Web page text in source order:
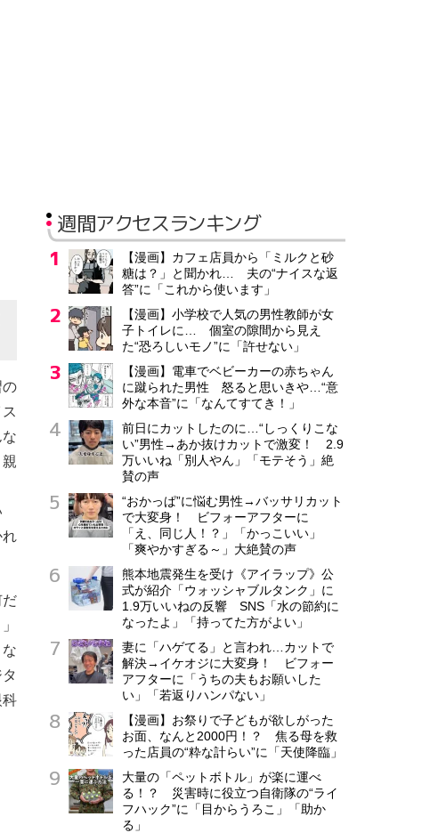
れ
科
週間アクセスランキング
【漫画】カフェ店員から「ミルクと砂
糖は？」と聞かれ… 夫の“ナイスな返
答”に「これから使います」
【漫画】小学校で人気の男性教師が女
子トイレに… 個室の隙間から見え
た“恐ろしいモノ”に「許せない」
【漫画】電車でベビーカーの赤ちゃん
に蹴られた男性 怒ると思いきや…“意
外な本音”に「なんてすてき！」
前日にカットしたのに…“しっくりこな
い”男性→あか抜けカットで激変！ 2.9
万いいね「別人やん」「モテそう」絶
賛の声
“おかっぱ”に悩む男性→バッサリカット
で大変身！ ビフォーアフターに
「え、同じ人！？」「かっこいい」
「爽やかすぎる～」大絶賛の声
熊本地震発生を受け《アイラップ》公
式が紹介「ウォッシャブルタンク」に
1.9万いいねの反響 SNS「水の節約に
なったよ」「持ってた方がよい」
妻に「ハゲてる」と言われ…カットで
解決→イケオジに大変身！ ビフォー
アフターに「うちの夫もお願いした
い」「若返りハンパない」
【漫画】お祭りで子どもが欲しがった
お面、なんと2000円！？ 焦る母を救
った店員の“粋な計らい”に「天使降臨」
大量の「ペットボトル」が楽に運べ
る！？ 災害時に役立つ自衛隊の“ライ
フハック”に「目からうろこ」「助か
る」